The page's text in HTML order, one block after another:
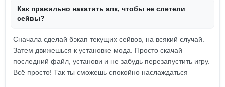
Как правильно накатить апк, чтобы не слетели
сейвы?
Сначала сделай бэкап текущих сейвов, на всякий случай.
Затем движешься к установке мода. Просто скачай
последний файл, установи и не забудь перезапустить игру.
Всё просто! Так ты сможешь спокойно наслаждаться